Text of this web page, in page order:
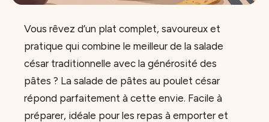
Vous rêvez d’un plat complet, savoureux et
pratique qui combine le meilleur de la salade
césar traditionnelle avec la générosité des
pâtes ? La salade de pâtes au poulet césar
répond parfaitement à cette envie. Facile à
préparer, idéale pour les repas à emporter et